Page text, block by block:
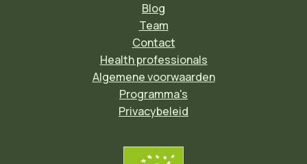
Blog
Team
Contact
Health professionals
Algemene voorwaarden
Programma's
Privacybeleid